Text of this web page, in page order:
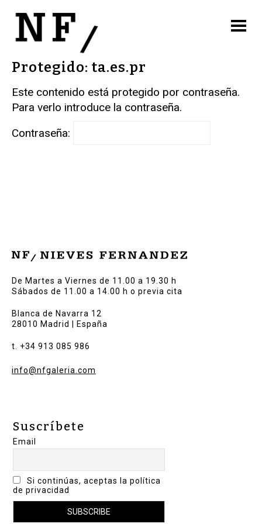
Protegido: ta.es.pr
Este contenido está protegido por contraseña.
Para verlo introduce la contraseña.
Contraseña:
De Martes a Viernes de 11.00 a 19.30 h
Sábados de 11.00 a 14.00 h o previa cita
Blanca de Navarra 12
28010 Madrid | España
t. +34 913 085 986
info@nfgaleria.com
Suscríbete
Email
Si continúas, aceptas la política
de privacidad